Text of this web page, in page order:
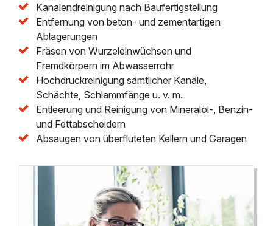
Kanalendreinigung nach Baufertigstellung
Entfernung von beton- und zementartigen
Ablagerungen
Fräsen von Wurzeleinwüchsen und
Fremdkörpern im Abwasserrohr
Hochdruckreinigung sämtlicher Kanäle,
Schächte, Schlammfänge u. v. m.
Entleerung und Reinigung von Mineralöl-, Benzin-
und Fettabscheidern
Absaugen von überfluteten Kellern und Garagen